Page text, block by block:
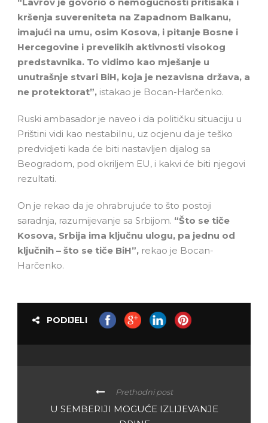
kršenja suvereniteta na Zapadnom Balkanu,
imajući na umu, osim Kosova, i pitanje Bosne i
Hercegovine i prevelikih aktivnosti visokog
predstavnika. To vidimo kao mješanje u
unutrašnje stvari BiH, koja je nezavisna država, a
ne protektorat”, istakao je Bocan-Harčenko.
Ruski ambasador je naveo i da političku situaciju u
Prištini vidi kao nestabilnu, uz ocjenu da je teško
predvidjeti kada će biti nastavljen dijalog sa
Beogradom, pod okriljem EU, i kakvi će biti njegovi
rezultati.
On je rekao da je ohrabrujuće to što postoji
saradnja, razumijevanje sa Srbijom. “Što se tiče
Kosova, Srbija ima ključnu ulogu, pa jednu od
ključnih – što se tiče BiH”, rekao je Bocan-
Harčenko.
PODIJELI
Prethodni post
U SEMBERIJI MOGUĆE IZLIJEVANJE